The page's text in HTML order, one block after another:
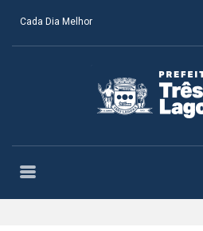
Cada Dia Melhor